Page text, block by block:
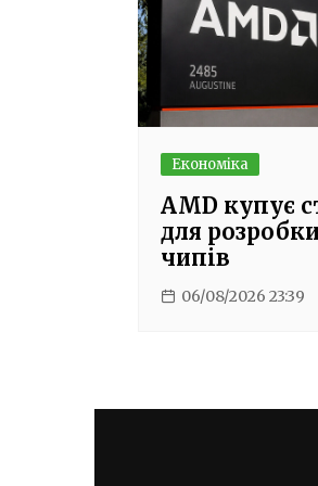
Економіка
AMD купує
для
чипів
06/08/2026 23:39